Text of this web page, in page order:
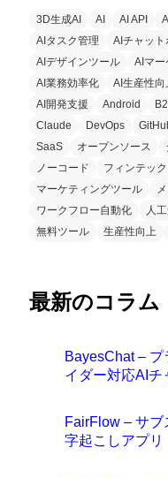
3D生成AI AI AI API
AIタスク管理
AIチャット
AIデザインツール
AIマー
AI業務効率化
AI生産性向
AI開発支援
Android
Claude
DevOps
SaaS
オープンソース
ノーコード
フィンテック
マーケティングツール
ワークフロー自動化
人
無料ツール
生産性向上
最新のコラム
BayesChat –
イダー対応AIチ
FairFlow – サ
字起こしアプリ